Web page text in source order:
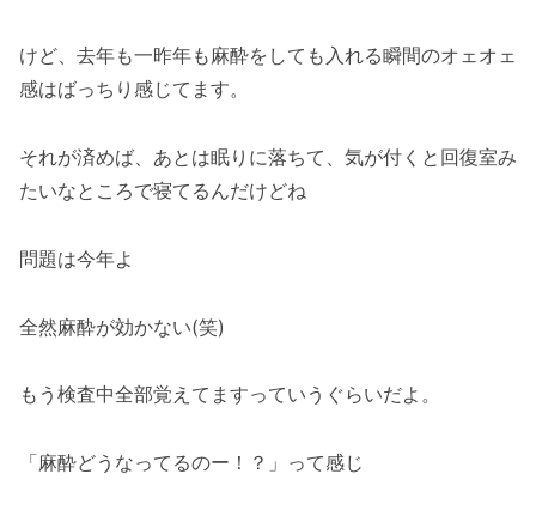
けど、去年も一昨年も麻酔をしても入れる瞬間のオェオェ
感はばっちり感じてます。
それが済めば、あとは眠りに落ちて、気が付くと回復室み
たいなところで寝てるんだけどね
問題は今年よ
全然麻酔が効かない(笑)
もう検査中全部覚えてますっていうぐらいだよ。
「麻酔どうなってるのー！？」って感じ